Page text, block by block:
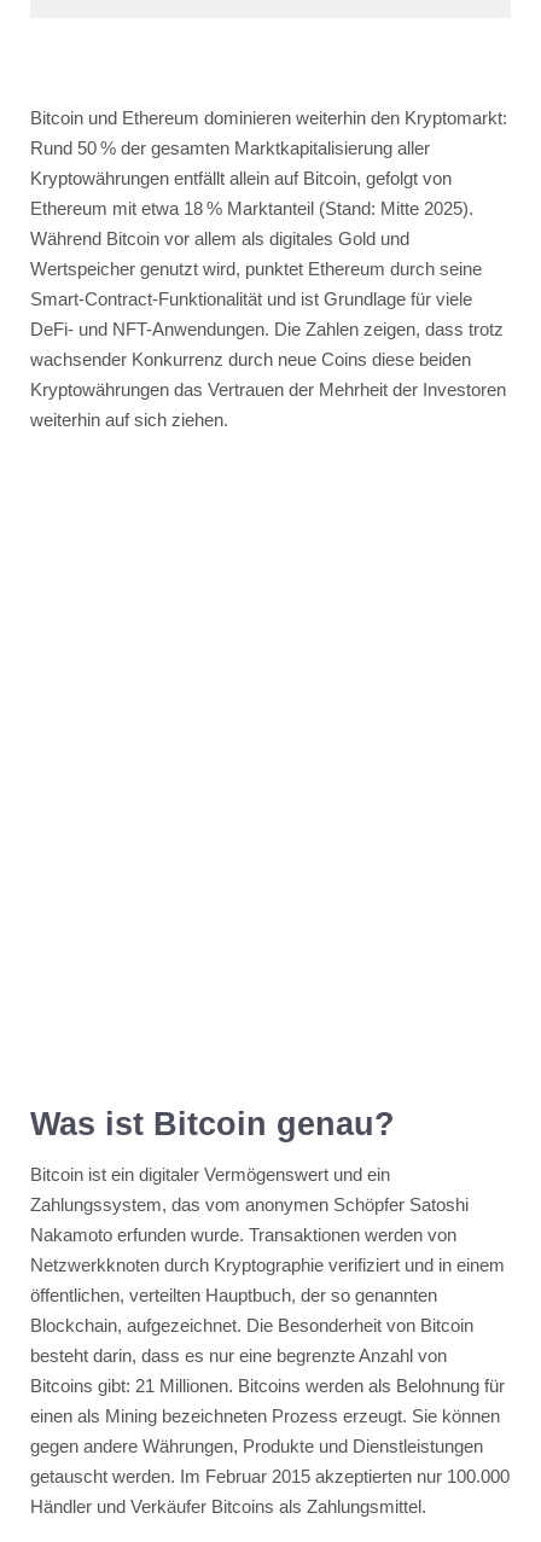
Bitcoin und Ethereum dominieren weiterhin den Kryptomarkt:
Rund 50 % der gesamten Marktkapitalisierung aller
Kryptowährungen entfällt allein auf Bitcoin, gefolgt von
Ethereum mit etwa 18 % Marktanteil (Stand: Mitte 2025).
Während Bitcoin vor allem als digitales Gold und
Wertspeicher genutzt wird, punktet Ethereum durch seine
Smart-Contract-Funktionalität und ist Grundlage für viele
DeFi- und NFT-Anwendungen. Die Zahlen zeigen, dass trotz
wachsender Konkurrenz durch neue Coins diese beiden
Kryptowährungen das Vertrauen der Mehrheit der Investoren
weiterhin auf sich ziehen.
Was ist Bitcoin genau?
Bitcoin ist ein digitaler Vermögenswert und ein
Zahlungssystem, das vom anonymen Schöpfer Satoshi
Nakamoto erfunden wurde. Transaktionen werden von
Netzwerkknoten durch Kryptographie verifiziert und in einem
öffentlichen, verteilten Hauptbuch, der so genannten
Blockchain, aufgezeichnet. Die Besonderheit von Bitcoin
besteht darin, dass es nur eine begrenzte Anzahl von
Bitcoins gibt: 21 Millionen. Bitcoins werden als Belohnung für
einen als Mining bezeichneten Prozess erzeugt. Sie können
gegen andere Währungen, Produkte und Dienstleistungen
getauscht werden. Im Februar 2015 akzeptierten nur 100.000
Händler und Verkäufer Bitcoins als Zahlungsmittel.